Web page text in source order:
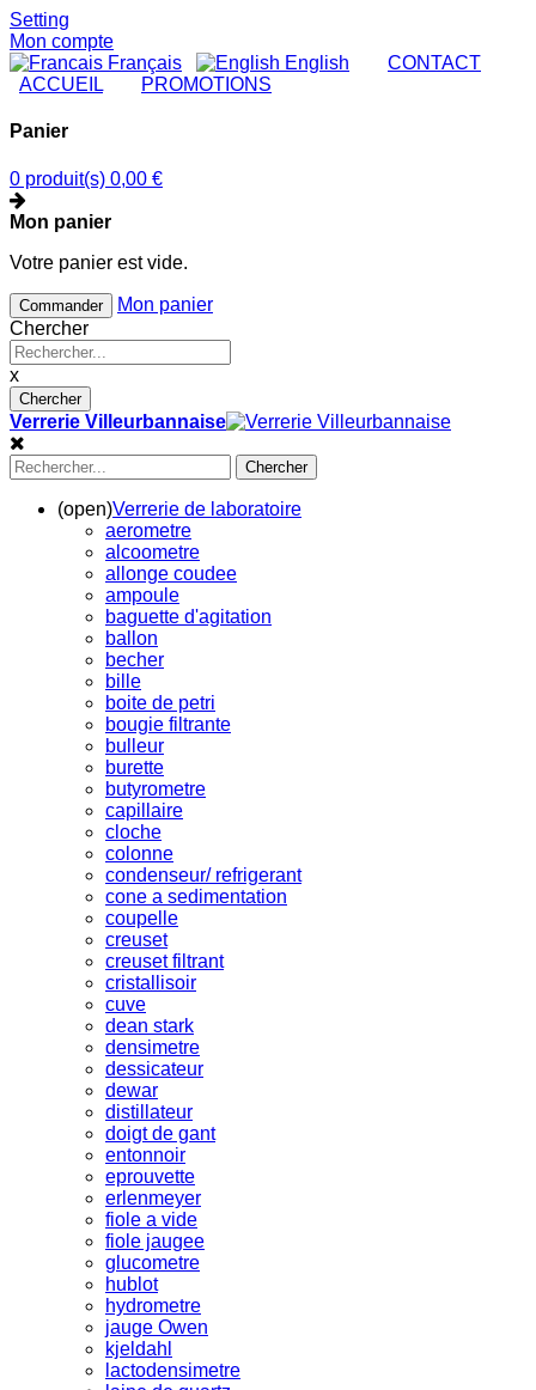
Setting
Mon compte
Français
English CONTACT
ACCUEIL
PROMOTIONS
Panier
0 produit(s) 0,00 €
Mon panier
Votre panier est vide.
Commander
Mon panier
Chercher
x
Chercher
Verrerie Villeurbannaise
Chercher
(open)Verrerie de laboratoire
aerometre
alcoometre
allonge coudee
ampoule
baguette d'agitation
ballon
becher
bille
boite de petri
bougie filtrante
bulleur
burette
butyrometre
capillaire
cloche
colonne
condenseur/ refrigerant
cone a sedimentation
coupelle
creuset
creuset filtrant
cristallisoir
cuve
dean stark
densimetre
dessicateur
dewar
distillateur
doigt de gant
entonnoir
eprouvette
erlenmeyer
fiole a vide
fiole jaugee
glucometre
hublot
hydrometre
jauge Owen
kjeldahl
lactodensimetre